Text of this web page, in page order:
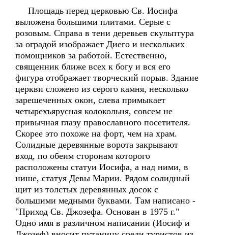
Площадь перед церковью Св. Иосифа
выложена большими плитами. Серые с
розовым. Справа в тени деревьев скульптура
за оградой изображает Диего и нескольких
помощников за работой. Естественно,
священник ближе всех к богу и вся его
фигура отображает творческий порыв. Здание
церкви сложено из серого камня, несколько
зарешеченных окон, слева примыкает
четырехъярусная колокольня, совсем не
привычная глазу православного посетителя.
Скорее это похоже на форт, чем на храм.
Солидные деревянные ворота закрывают
вход, по обеим сторонам которого
расположены статуи Иосифа, а над ними, в
нише, статуя Девы Марии. Рядом солидный
щит из толстых деревянных досок с
большими медными буквами. Там написано -
"Приход Св. Джозефа. Основан в 1975 г."
Одно имя в различном написании (Иосиф и